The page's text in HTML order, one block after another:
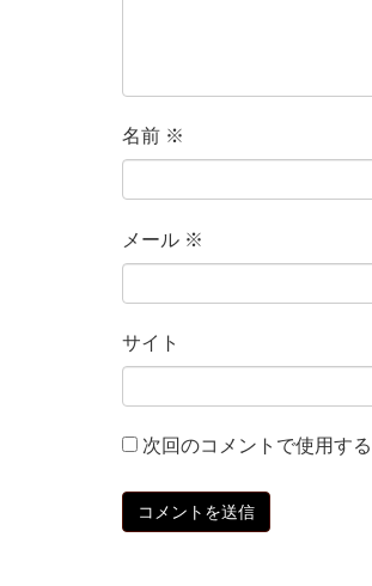
名前 ※
メール ※
サイト
次回のコメントで使用す